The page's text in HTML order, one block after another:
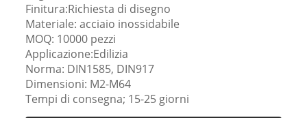
Finitura:Richiesta di disegno
Materiale: acciaio inossidabile
MOQ: 10000 pezzi
Applicazione:Edilizia
Norma: DIN1585, DIN917
Dimensioni: M2-M64
Tempi di consegna; 15-25 giorni